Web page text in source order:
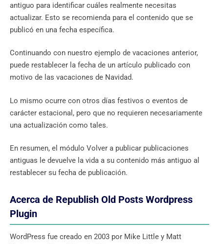
antiguo para identificar cuáles realmente necesitas
actualizar. Esto se recomienda para el contenido que se
publicó en una fecha específica.
Continuando con nuestro ejemplo de vacaciones anterior,
puede restablecer la fecha de un artículo publicado con
motivo de las vacaciones de Navidad.
Lo mismo ocurre con otros días festivos o eventos de
carácter estacional, pero que no requieren necesariamente
una actualización como tales.
En resumen, el módulo Volver a publicar publicaciones
antiguas le devuelve la vida a su contenido más antiguo al
restablecer su fecha de publicación.
Acerca de Republish Old Posts Wordpress
Plugin
WordPress fue creado en 2003 por Mike Little y Matt